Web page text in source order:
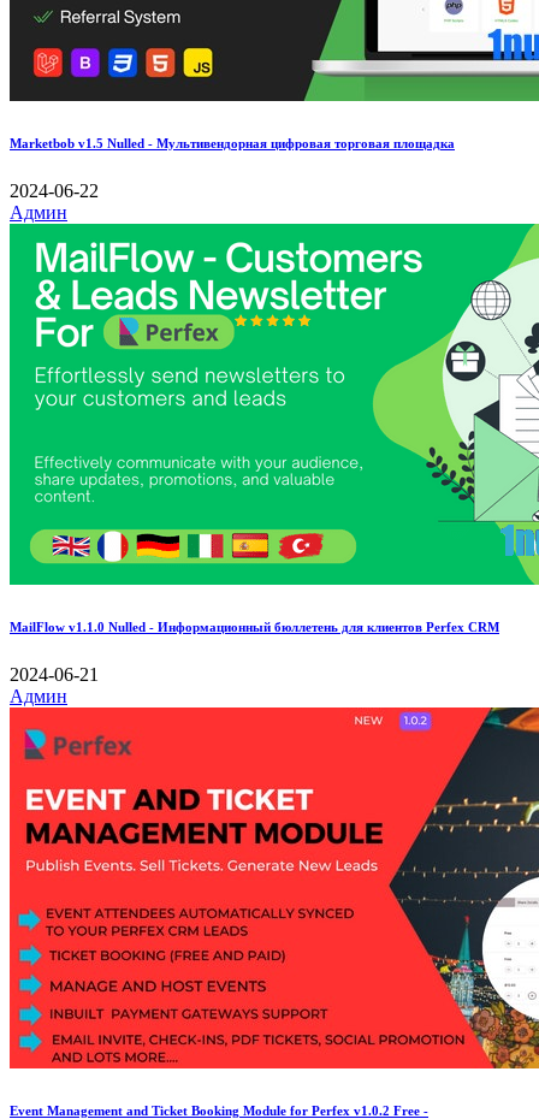
Marketbob v1.5 Nulled - Мультивендорная цифровая торговая площадка
2024-06-22
Админ
MailFlow v1.1.0 Nulled - Информационный бюллетень для клиентов Perfex CRM
2024-06-21
Админ
Event Management and Ticket Booking Module for Perfex v1.0.2 Free -